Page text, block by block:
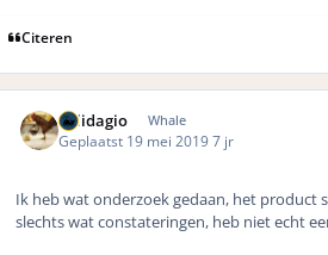
Citeren
Solidagio Whale
Geplaatst 19 mei 20197 jr
Ik heb wat onderzoek gedaan, het product
slechts wat constateringen, heb niet echt